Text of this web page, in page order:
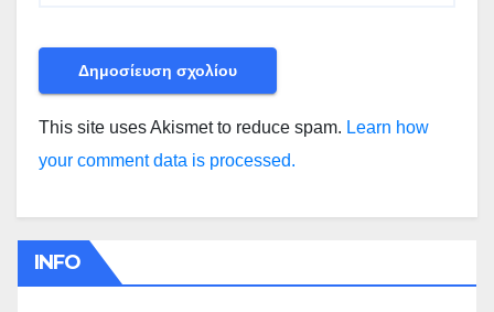
This site uses Akismet to reduce spam. Learn how
your comment data is processed.
INFO